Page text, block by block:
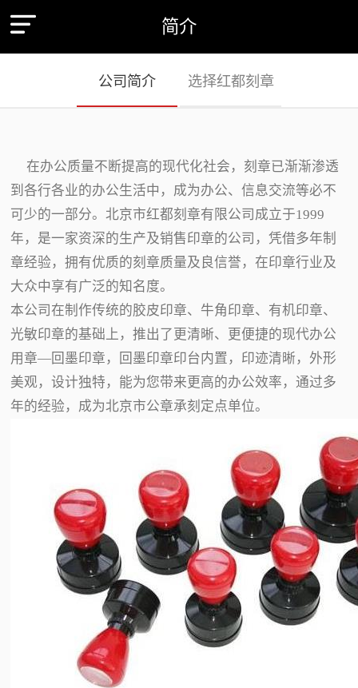
简介
公司简介 选择红都刻章
在办公质量不断提高的现代化社会，刻章已渐渐渗透
到各行各业的办公生活中，成为办公、信息交流等必不
可少的一部分。北京市红都刻章有限公司成立于1999
年，是一家资深的生产及销售印章的公司，凭借多年制
章经验，拥有优质的刻章质量及良信誉，在印章行业及
大众中享有广泛的知名度。
本公司在制作传统的胶皮印章、牛角印章、有机印章、
光敏印章的基础上，推出了更清晰、更便捷的现代办公
用章—回墨印章，回墨印章印台内置，印迹清晰，外形
美观，设计独特，能为您带来更高的办公效率，通过多
年的经验，成为北京市公章承刻定点单位。